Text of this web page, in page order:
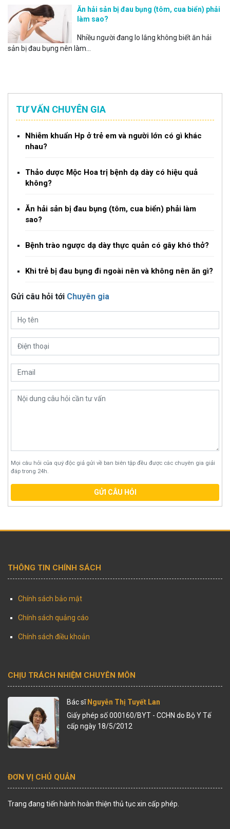
Ăn hải sản bị đau bụng (tôm, cua biển) phải
làm sao?
Nhiều người đang lo lắng không biết ăn hải
sản bị đau bụng nên làm...
TƯ VẤN CHUYÊN GIA
Nhiễm khuẩn Hp ở trẻ em và người lớn có gì khác
nhau?
Thảo dược Mộc Hoa trị bệnh dạ dày có hiệu quả
không?
Ăn hải sản bị đau bụng (tôm, cua biển) phải làm
sao?
Bệnh trào ngược dạ dày thực quản có gây khó thở?
Khi trẻ bị đau bụng đi ngoài nên và không nên ăn gì?
Gửi câu hỏi tới Chuyên gia
Mọi câu hỏi của quý độc giả gửi về ban biên tập đều được các chuyên gia giải
đáp trong 24h.
GỬI CÂU HỎI
THÔNG TIN CHÍNH SÁCH
Chính sách bảo mật
Chính sách quảng cáo
Chính sách điều khoản
CHỊU TRÁCH NHIỆM CHUYÊN MÔN
Bác sĩ Nguyễn Thị Tuyết Lan
Giấy phép số 000160/BYT - CCHN do Bộ Y Tế
cấp ngày 18/5/2012
ĐƠN VỊ CHỦ QUẢN
Trang đang tiến hành hoàn thiện thủ tục xin cấp phép.